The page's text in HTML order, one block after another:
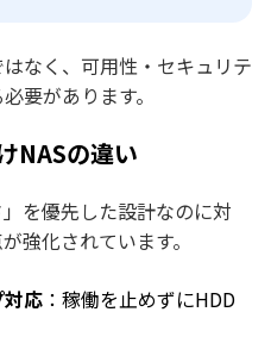
なく、可用性・セキュリテ
要があります。
NASの違い
を優先した設計なのに対
強化されています。
応 ：稼働を止めずにHDD